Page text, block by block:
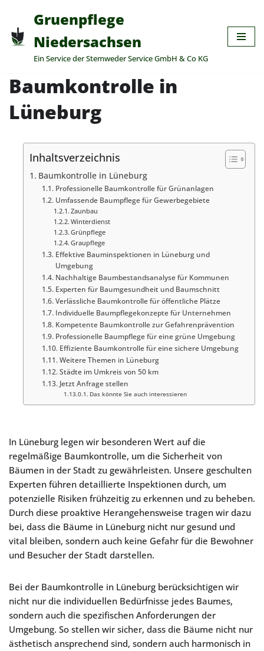
Zum
Inhalt
springen
Gruenpflege
Niedersachsen
Ein Service der Stemweder Service GmbH & Co KG
Baumkontrolle in
Lüneburg
Inhaltsverzeichnis
Baumkontrolle in Lüneburg
Professionelle Baumkontrolle für Grünanlagen
Umfassende Baumpflege für Gewerbegebiete
Zaunbau
Winterdienst
Grünpflege
Graupflege
Effektive Bauminspektionen in Lüneburg und
Umgebung
Nachhaltige Baumbestandsanalyse für Kommunen
Experten für Baumgesundheit und Baumschnitt
Verlässliche Baumkontrolle für öffentliche Plätze
Individuelle Baumpflegekonzepte für Unternehmen
Kompetente Baumkontrolle zur Gefahrenprävention
Professionelle Baumpflege für eine grüne Umgebung
Effiziente Baumkontrolle für eine sichere Umgebung
Weitere Themen in Lüneburg
Städte im Umkreis von 50 km
Jetzt Anfrage stellen
Das könnte Sie auch interessieren
In Lüneburg legen wir besonderen Wert auf die
regelmäßige Baumkontrolle, um die Sicherheit von
Bäumen in der Stadt zu gewährleisten. Unsere geschulten
Experten führen detaillierte Inspektionen durch, um
potenzielle Risiken frühzeitig zu erkennen und zu beheben.
Durch diese proaktive Herangehensweise tragen wir dazu
bei, dass die Bäume in Lüneburg nicht nur gesund und
vital bleiben, sondern auch keine Gefahr für die Bewohner
und Besucher der Stadt darstellen.
Bei der Baumkontrolle in Lüneburg berücksichtigen wir
nicht nur die individuellen Bedürfnisse jedes Baumes,
sondern auch die spezifischen Anforderungen der
Umgebung. So stellen wir sicher, dass die Bäume nicht nur
ästhetisch ansprechend sind, sondern auch harmonisch in